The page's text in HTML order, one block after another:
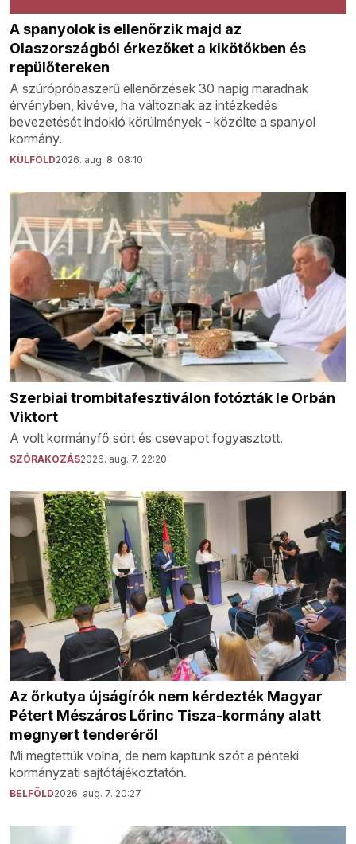
A spanyolok is ellenőrzik majd az
Olaszországból érkezőket a kikötőkben és
repülőtereken
A szúrópróbaszerű ellenőrzések 30 napig maradnak
érvényben, kivéve, ha változnak az intézkedés
bevezetését indokló körülmények - közölte a spanyol
kormány.
KÜLFÖLD2026. aug. 8. 08:10
Szerbiai trombitafesztiválon fotózták le Orbán
Viktort
A volt kormányfő sört és csevapot fogyasztott.
SZÓRAKOZÁS2026. aug. 7. 22:20
Az őrkutya újságírók nem kérdezték Magyar
Pétert Mészáros Lőrinc Tisza-kormány alatt
megnyert tenderéről
Mi megtettük volna, de nem kaptunk szót a pénteki
kormányzati sajtótájékoztatón.
BELFÖLD2026. aug. 7. 20:27